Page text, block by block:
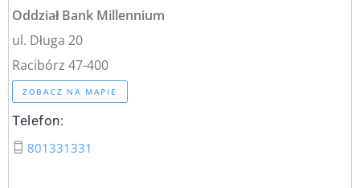
Oddział Bank Millennium
ul. Długa 20
Racibórz 47-400
ZOBACZ NA MAPIE
Telefon:
801331331